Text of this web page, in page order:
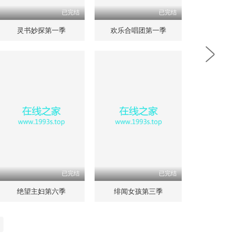
已完结
灵书妙探第一季
已完结
欢乐合唱团第一季
已完结
绝望主妇第六季
已完结
绯闻女孩第三季